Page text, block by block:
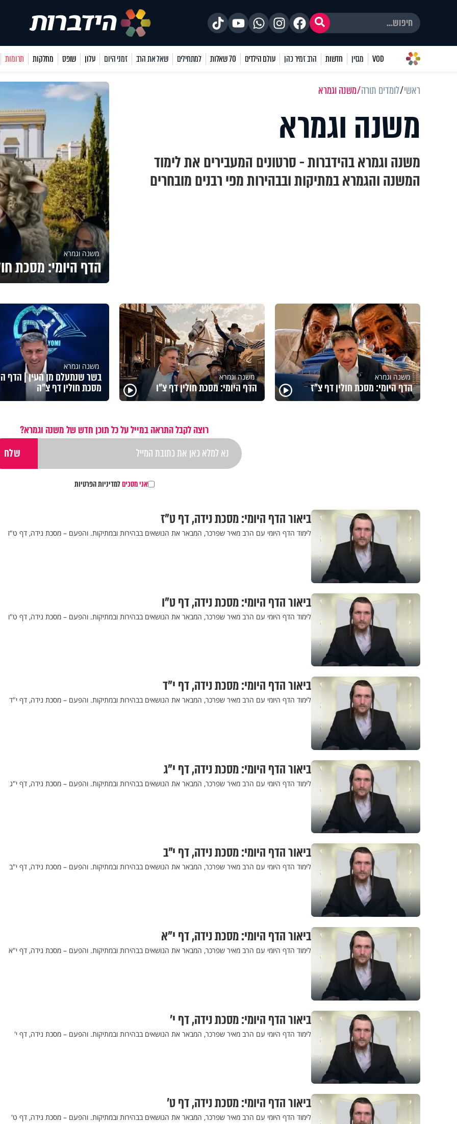
VOD מגזין חדשות הרב זמיר כהן עולם הילדים 70 שאלות למתחילים שאל את הרב זמני היום עלון שופס מחלקות תרומות
ראשי לומדים תורה משנה וגמרא
משנה וגמרא
משנה וגמרא בהידברות - סרטונים המעבירים את לימוד
המשנה והגמרא במתיקות ובבהירות מפי רבנים מובחרים
משנה וגמרא
הדף היומי: מסכת
משנה וגמרא
הדף היומי: מסכת חולין דף צ"ז
משנה וגמרא
הדף היומי: מסכת חולין דף צ"ו
משנה וגמרא
בשר שנתעלם מן העין | הדף
מסכת חולין דף צ"ה
רוצה לקבל התראה במייל על כל תוכן חדש של משנה וגמרא?
אני מסכיםלמדיניות הפרטיות
ביאור הדף היומי: מסכת נידה, דף ט"ז
לימוד הדף היומי עם הרב מאיר שפרכר, המבאר את הנושאים בבהירות ובמתיקות. והפעם – מסכת נידה, דף ט"ז
ביאור הדף היומי: מסכת נידה, דף ט"ו
לימוד הדף היומי עם הרב מאיר שפרכר, המבאר את הנושאים בבהירות ובמתיקות. והפעם – מסכת נידה, דף ט"ו
ביאור הדף היומי: מסכת נידה, דף י"ד
לימוד הדף היומי עם הרב מאיר שפרכר, המבאר את הנושאים בבהירות ובמתיקות. והפעם – מסכת נידה, דף י"ד
ביאור הדף היומי: מסכת נידה, דף י"ג
לימוד הדף היומי עם הרב מאיר שפרכר, המבאר את הנושאים בבהירות ובמתיקות. והפעם – מסכת נידה, דף י"ג
ביאור הדף היומי: מסכת נידה, דף י"ב
לימוד הדף היומי עם הרב מאיר שפרכר, המבאר את הנושאים בבהירות ובמתיקות. והפעם – מסכת נידה, דף י"ב
ביאור הדף היומי: מסכת נידה, דף י"א
לימוד הדף היומי עם הרב מאיר שפרכר, המבאר את הנושאים בבהירות ובמתיקות. והפעם – מסכת נידה, דף י"א
ביאור הדף היומי: מסכת נידה, דף י’
לימוד הדף היומי עם הרב מאיר שפרכר, המבאר את הנושאים בבהירות ובמתיקות. והפעם – מסכת נידה, דף י'
ביאור הדף היומי: מסכת נידה, דף ט’
לימוד הדף היומי עם הרב מאיר שפרכר, המבאר את הנושאים בבהירות ובמתיקות. והפעם – מסכת נידה, דף ט'